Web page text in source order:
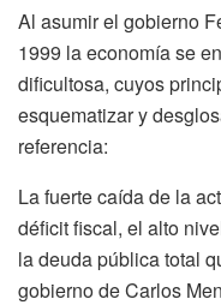
Al asumir el gobierno
1999 la economía se
dificultosa, cuyos
esquematizar y
referencia:
La fuerte caída de la
déficit fiscal, el alto
la deuda pública total
gobierno de Carlos